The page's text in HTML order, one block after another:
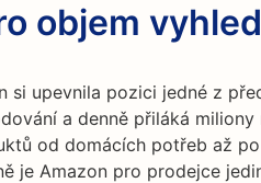
objem
si upevnila pozici jedné z
a denně přiláká
od domácích potřeb až
je Amazon pro prodejce